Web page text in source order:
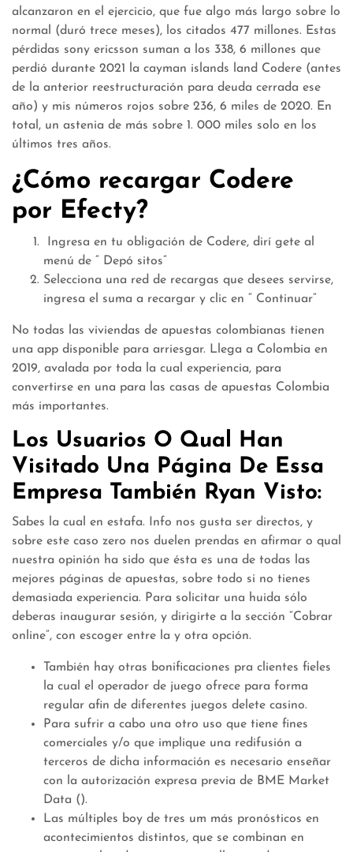
alcanzaron en el ejercicio, que fue algo más largo sobre lo
normal (duró trece meses), los citados 477 millones. Estas
pérdidas sony ericsson suman a los 338, 6 millones que
perdió durante 2021 la cayman islands land Codere (antes
de la anterior reestructuración para deuda cerrada ese
año) y mis números rojos sobre 236, 6 miles de 2020. En
total, un astenia de más sobre 1. 000 miles solo en los
últimos tres años.
¿Cómo recargar Codere
por Efecty?
​ Ingresa en tu obligación de Codere, dirí gete al
menú de “ Depó sitos”
Selecciona una red de recargas que desees servirse,
ingresa el suma a recargar y clic en “ Continuar”
No todas las viviendas de apuestas colombianas tienen
una app disponible para arriesgar. Llega a Colombia en
2019, avalada por toda la cual experiencia, para
convertirse en una para las casas de apuestas Colombia
más importantes.
Los Usuarios O Qual Han
Visitado Una Página De Essa
Empresa También Ryan Visto:
Sabes la cual en estafa. Info nos gusta ser directos, y
sobre este caso zero nos duelen prendas en afirmar o qual
nuestra opinión ha sido que ésta es una de todas las
mejores páginas de apuestas, sobre todo si no tienes
demasiada experiencia. Para solicitar una huida sólo
deberas inaugurar sesión, y dirigirte a la sección “Cobrar
online”, con escoger entre la y otra opción.
También hay otras bonificaciones pra clientes fieles
la cual el operador de juego ofrece para forma
regular afin de diferentes juegos delete casino.
Para sufrir a cabo una otro uso que tiene fines
comerciales y/o que implique una redifusión a
terceros de dicha información es necesario enseñar
con la autorización expresa previa de BME Market
Data ().
Las múltiples boy de tres um más pronósticos en
acontecimientos distintos, que se combinan en